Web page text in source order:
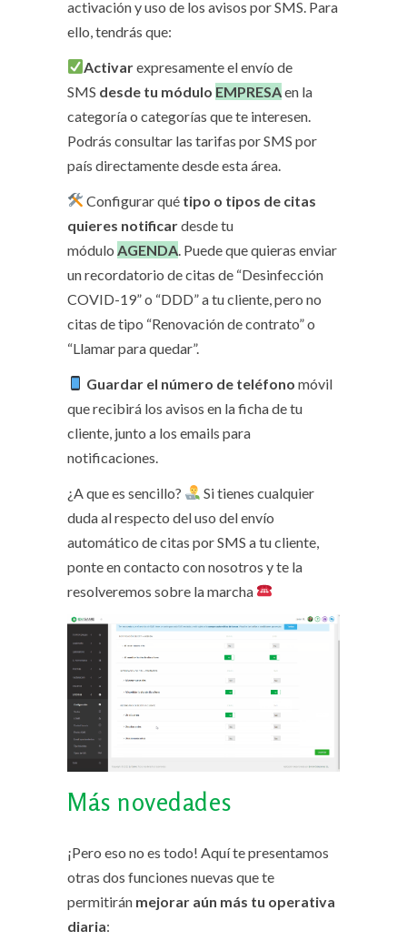
activación y uso de los avisos por SMS. Para
ello, tendrás que:
Activarexpresamente el envío de
SMS desde tu módulo EMPRESAen la
categoría o categorías que te interesen.
Podrás consultar las tarifas por SMS por
país directamente desde esta área.
Configurar qué tipo o tipos de citas
quieres notificardesde tu
módulo AGENDA . Puede que quieras enviar
un recordatorio de citas de “Desinfección
COVID-19” o “DDD” a tu cliente, pero no
citas de tipo “Renovación de contrato” o
“Llamar para quedar”.
Guardar el número de teléfono móvil
que recibirá los avisos en la ficha de tu
cliente, junto a los emails para
notificaciones.
¿A que es sencillo?
Si tienes cualquier
duda al respecto del uso del envío
automático de citas por SMS a tu cliente,
ponte en contacto con nosotros y te la
resolveremos sobre la marcha
Más novedades
¡Pero eso no es todo! Aquí te presentamos
otras dos funciones nuevas que te
permitirán mejorar aún más tu operativa
diaria: